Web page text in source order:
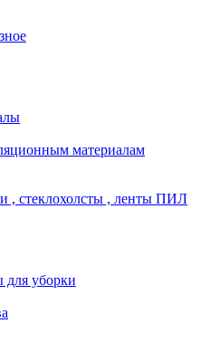
материалам
, стеклохолсты , ленты ПИЛ
для уборки